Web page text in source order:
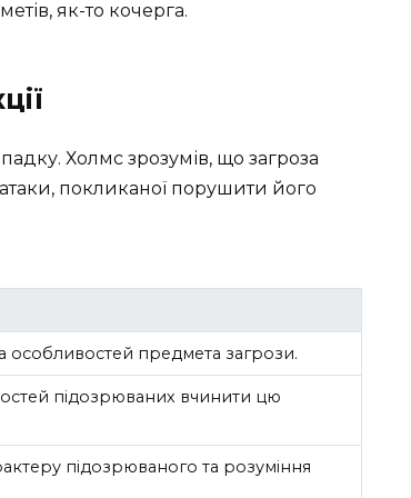
як-то кочерга.
Холмс зрозумів, що загроза
покликаної порушити його
особливостей предмета загрози.
підозрюваних вчинити цю
підозрюваного та розуміння